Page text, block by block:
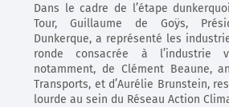
Dans le cadre de l’étape
Tour, Guillaume de Goÿs,
Dunkerque, a représenté les
ronde consacrée à l’industrie
notamment, de Clément Beaune,
Transports, et d’Aurélie Brunstein,
lourde au sein du Réseau Action